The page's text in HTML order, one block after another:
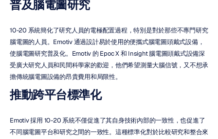
普及腦電圖研究
10-20 系統簡化了研究人員的電極配置過程，特別是對於那些不專門研究
腦電圖的人員。Emotiv 通過設計易於使用的便攜式腦電圖頭戴式設備，
使腦電圖研究普及化。Emotiv 的 Epoc X 和 Insight 腦電圖頭戴式設備深
受廣大研究人員和民間科學家的歡迎，他們希望測量大腦信號，又不想承
擔傳統腦電圖設備的昂貴費用和局限性。
推動跨平台標準化
Emotiv 採用 10-20 系統不僅促進了其自身技術內部的一致性，也促進了
不同腦電圖平台和研究之間的一致性。這種標準化對於比較研究和整合來